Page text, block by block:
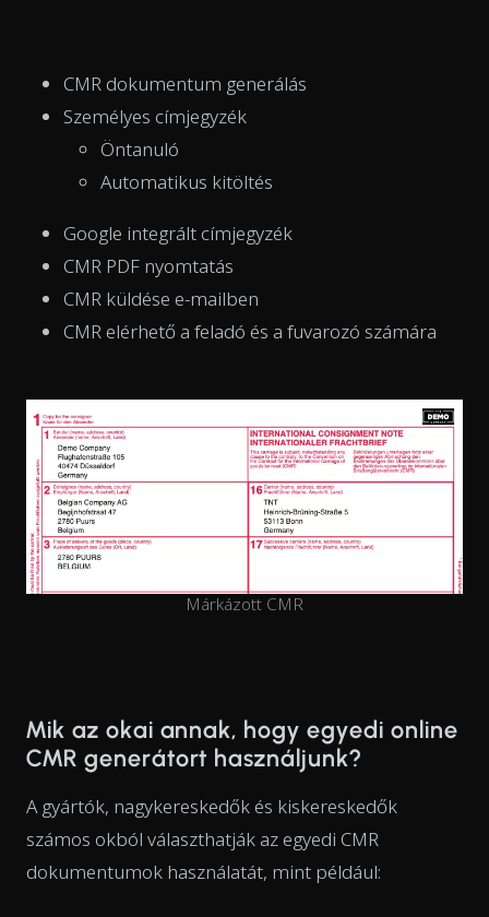
CMR dokumentum generálás
Személyes címjegyzék
Öntanuló
Automatikus kitöltés
Google integrált címjegyzék
CMR PDF nyomtatás
CMR küldése e-mailben
CMR elérhető a feladó és a fuvarozó számára
Márkázott CMR
Mik az okai annak, hogy egyedi online
CMR generátort használjunk?
A gyártók, nagykereskedők és kiskereskedők
számos okból választhatják az egyedi CMR
dokumentumok használatát, mint például: